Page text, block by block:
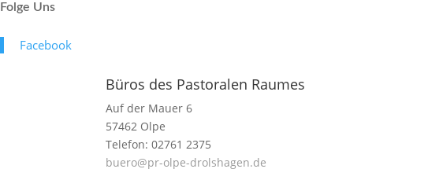
Folge Uns
Face­book
Büros des Pastoralen Raumes
Auf der Mauer 6
57462 Olpe
Telefon: 02761 2375
buero@pr-olpe-drolshagen.de